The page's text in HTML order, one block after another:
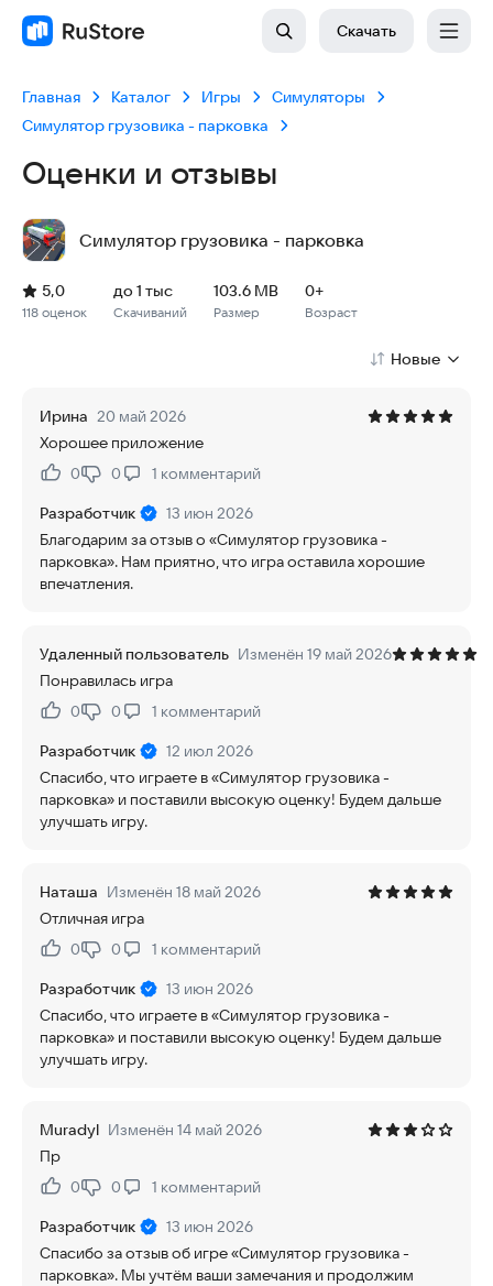
Скачать
Главная Каталог Игры
Симуляторы
Симулятор грузовика - парковка
Оценки и отзывы
Симулятор грузовика - парковка
Рейтинг: 5,0, 118 оценок
Скачиваний: до 1 тыс
Размер файла: 103.6 MB
Возрастное ограничение: 103.6 MB
118 оценок
5,0
Скачиваний
до 1 тыс
Размер
103.6 MB
Возраст
0+
Новые
Ирина 20 май 2026
Хорошее приложение
Нравится:
0Не нравится:
0 1 комментарий
Разработчик
13 июн 2026
Благодарим за отзыв о «Симулятор грузовика -
парковка». Нам приятно, что игра оставила хорошие
впечатления.
Удаленный пользователь Изменён 19 май 2026
Понравилась игра
Нравится:
0Не нравится:
0 1 комментарий
Разработчик
12 июл 2026
Спасибо, что играете в «Симулятор грузовика -
парковка» и поставили высокую оценку! Будем дальше
улучшать игру.
Наташа Изменён 18 май 2026
Отличная игра
Нравится:
0Не нравится:
0 1 комментарий
Разработчик
13 июн 2026
Спасибо, что играете в «Симулятор грузовика -
парковка» и поставили высокую оценку! Будем дальше
улучшать игру.
Muradyl Изменён 14 май 2026
Пр
Нравится:
0Не нравится:
0 1 комментарий
Разработчик
13 июн 2026
Спасибо за отзыв об игре «Симулятор грузовика -
парковка». Мы учтём ваши замечания и продолжим